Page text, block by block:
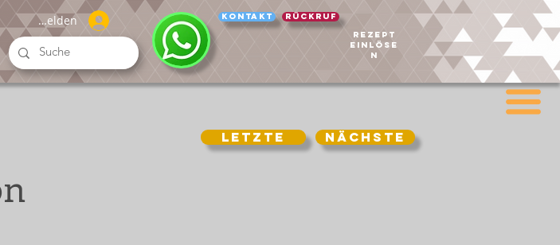
Anmelden Kontakt
Rückruf
REZEPT
EINLÖSE
N
Letzte Nächste